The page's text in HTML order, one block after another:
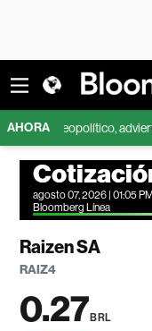
AHORA
geopolítico, advierte
agosto 07, 2026 | 01:05 PM
Bloomberg Línea
Raizen SA
RAIZ4
0.27BRL